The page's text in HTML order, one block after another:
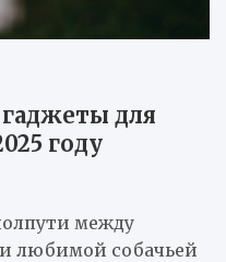
для
году
между
любимой собачьей